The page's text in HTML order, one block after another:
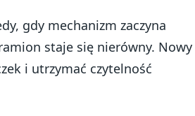
gdy mechanizm zaczyna
staje się nierówny. Nowy
i utrzymać czytelność